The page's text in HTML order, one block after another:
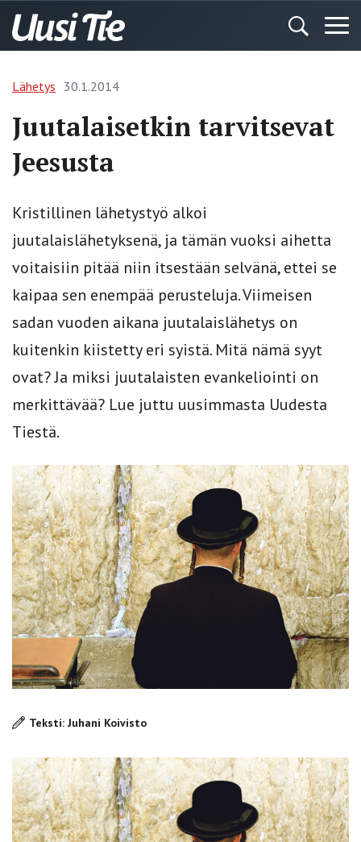
Lähetys 30.1.2014
Juutalaisetkin tarvitsevat
Jeesusta
Kristillinen lähetystyö alkoi
juutalaislähetyksenä, ja tämän vuoksi aihetta
voitaisiin pitää niin itsestään selvänä, ettei se
kaipaa sen enempää perusteluja. Viimeisen
sadan vuoden aikana juutalaislähetys on
kuitenkin kiistetty eri syistä. Mitä nämä syyt
ovat? Ja miksi juutalaisten evankeliointi on
merkittävää? Lue juttu uusimmasta Uudesta
Tiestä.
Teksti: Juhani Koivisto